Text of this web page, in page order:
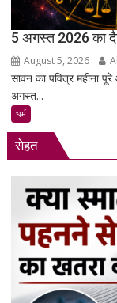
5 अगस्त 2026 का
August 5, 2026
सावन का पवित्र महीना
अगस्त...
धर्म
सेहत